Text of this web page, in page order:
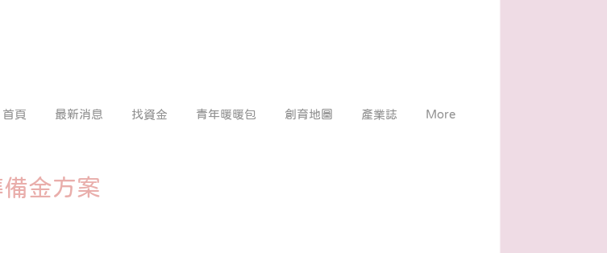
首頁 最新消息 找資金 青年暖暖包 創育地圖 產業誌 More
金方案